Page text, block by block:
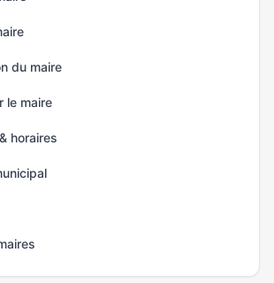
du maire
le maire
horaires